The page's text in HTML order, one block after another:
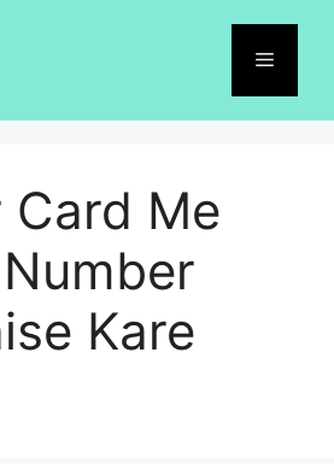
Menu
Card Me
Kare